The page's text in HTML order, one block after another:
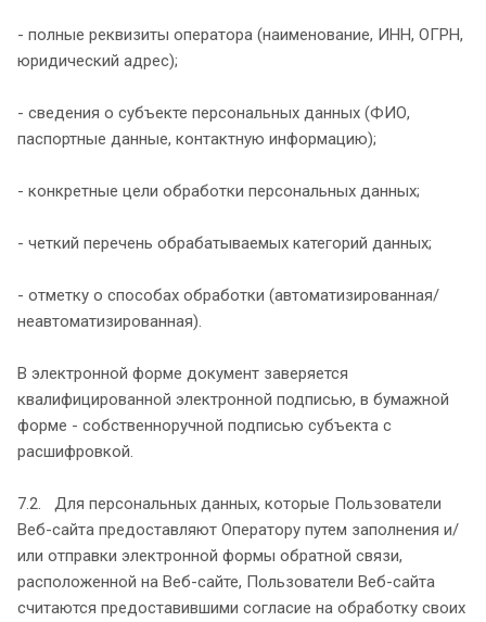
- полные реквизиты оператора (наименование, ИНН, ОГРН,
юридический адрес);
- сведения о субъекте персональных данных (ФИО,
паспортные данные, контактную информацию);
- конкретные цели обработки персональных данных;
- четкий перечень обрабатываемых категорий данных;
- отметку о способах обработки (автоматизированная/
неавтоматизированная).
В электронной форме документ заверяется
квалифицированной электронной подписью, в бумажной
форме - собственноручной подписью субъекта с
расшифровкой.
7.2. Для персональных данных, которые Пользователи
Веб-сайта предоставляют Оператору путем заполнения и/
или отправки электронной формы обратной связи,
расположенной на Веб-сайте, Пользователи Веб-сайта
считаются предоставившими согласие на обработку своих